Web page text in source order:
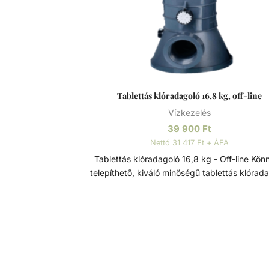
Tablettás klóradagoló 16,8 kg, off-line
Vízkezelés
39 900 Ft
Nettó 31 417 Ft + ÁFA
Tablettás klóradagoló 16,8 kg - Off-line Könnyen
telepíthető, kiváló minőségű tablettás